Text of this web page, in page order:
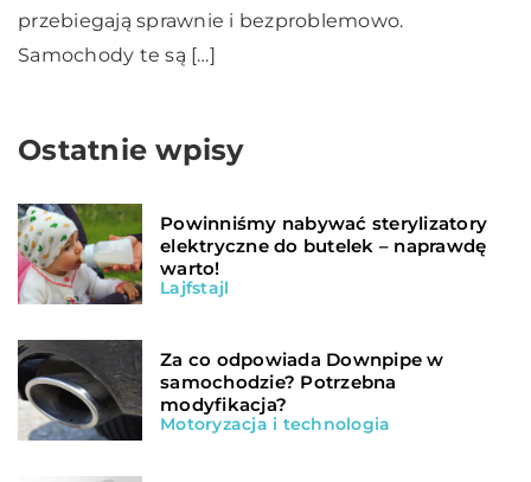
przebiegają sprawnie i bezproblemowo.
Samochody te są […]
Ostatnie wpisy
Powinniśmy nabywać sterylizatory
elektryczne do butelek – naprawdę
warto!
Lajfstajl
Za co odpowiada Downpipe w
samochodzie? Potrzebna
modyfikacja?
Motoryzacja i technologia